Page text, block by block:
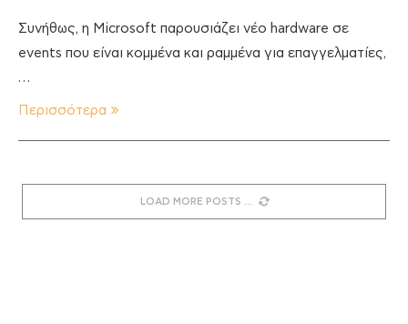
Συνήθως, η Microsoft παρουσιάζει νέο hardware σε
events που είναι κομμένα και ραμμένα για επαγγελματίες,
…
Περισσότερα
LOAD MORE POSTS